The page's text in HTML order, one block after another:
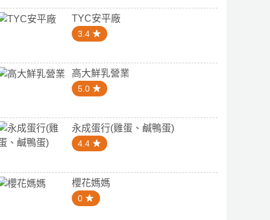
TYC安平廠
3.4
高大鮮乳營業
5.0
永成蛋行(雞蛋、鹹鴨蛋)
4.4
櫻花媽媽
0